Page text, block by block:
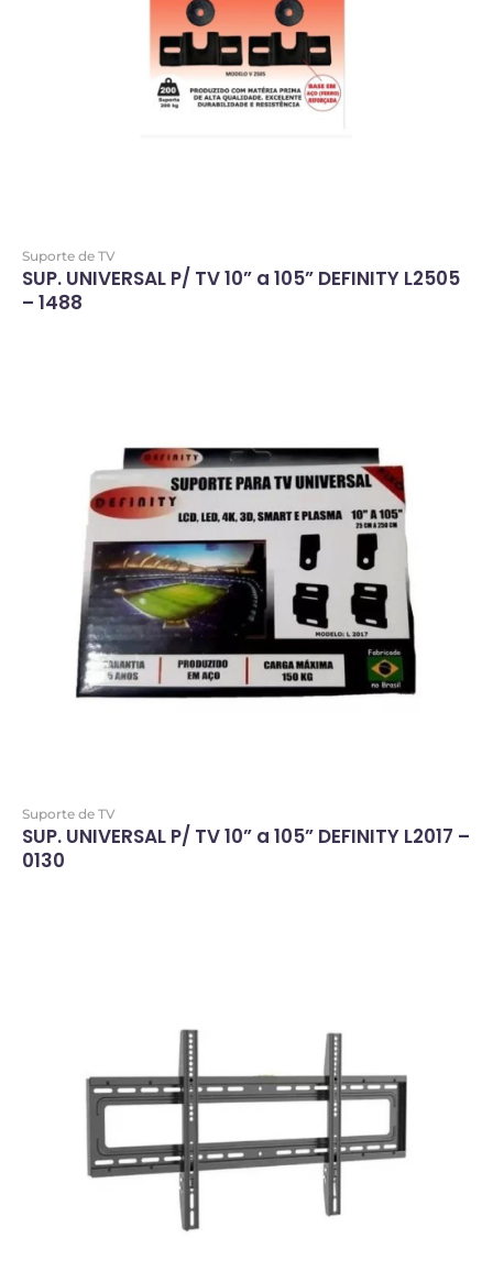
Suporte de TV
SUP. UNIVERSAL P/ TV 10” a 105” DEFINITY L2505
– 1488
Suporte de TV
SUP. UNIVERSAL P/ TV 10” a 105” DEFINITY L2017 –
0130